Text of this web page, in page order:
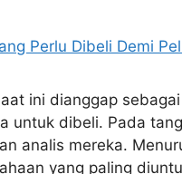
ini dianggap
untuk dibeli. Pada
analis mereka.
yang paling